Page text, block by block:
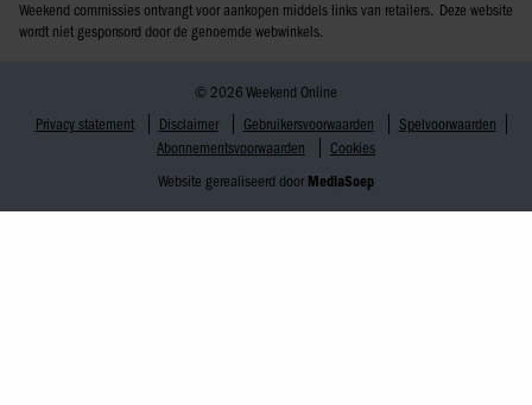
Weekend commissies ontvangt voor aankopen middels links van retailers. Deze website
wordt niet gesponsord door de genoemde webwinkels.
© 2026 Weekend Online
Privacy statement
Disclaimer Gebruikersvoorwaarden
Spelvoorwaarden
Abonnementsvoorwaarden
Cookies
Website gerealiseerd door MediaSoep